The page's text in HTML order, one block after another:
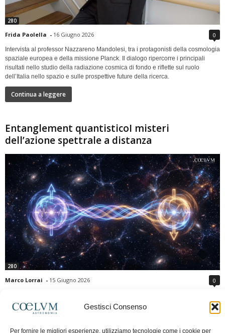
Gestisci Consenso
Per fornire le migliori esperienze, utilizziamo tecnologie come i cookie per
280
Frida Paolella - 16 Giugno 2026 0
Intervista al professor Nazzareno Mandolesi, tra i protagonisti della cosmologia
spaziale europea e della missione Planck. Il dialogo ripercorre i principali
risultati nello studio della radiazione cosmica di fondo e riflette sul ruolo
dell’Italia nello spazio e sulle prospettive future della ricerca.
Continua a leggere
Entanglement quantisticoI misteri
dell’azione spettrale a distanza
280
Marco Lorrai - 15 Giugno 2026 0
moderna: due particelle possono mostrare correlazioni che sembrano ignorare
la distanza che le separa. Gli esperimenti e i teoremi di Bell hanno escluso le
previsioni della meccanica quantistica. Nonostante ciò, l'entanglement non